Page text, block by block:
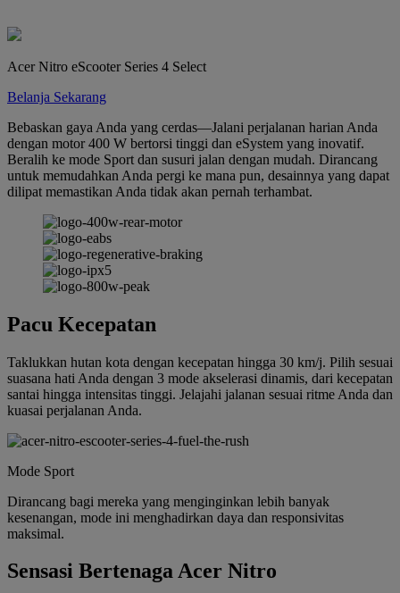
Acer Nitro eScooter Series 4 Select
Belanja Sekarang
Bebaskan gaya Anda yang cerdas—Jalani perjalanan harian Anda
dengan motor 400 W bertorsi tinggi dan eSystem yang inovatif.
Beralih ke mode Sport dan susuri jalan dengan mudah. Dirancang
untuk memudahkan Anda pergi ke mana pun, desainnya yang dapat
dilipat memastikan Anda tidak akan pernah terhambat.
Pacu Kecepatan
Taklukkan hutan kota dengan kecepatan hingga 30 km/j. Pilih sesuai
suasana hati Anda dengan 3 mode akselerasi dinamis, dari kecepatan
santai hingga intensitas tinggi. Jelajahi jalanan sesuai ritme Anda dan
kuasai perjalanan Anda.
Mode Sport
Dirancang bagi mereka yang menginginkan lebih banyak
kesenangan, mode ini menghadirkan daya dan responsivitas
maksimal.
Sensasi Bertenaga Acer Nitro